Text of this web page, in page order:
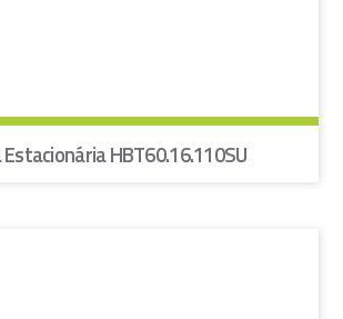
HBT60.16.110SU